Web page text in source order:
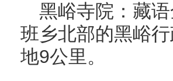
黑峪寺院：藏
班乡北部的黑峪
地9公里。